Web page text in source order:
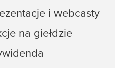
i webcasty
na giełdzie